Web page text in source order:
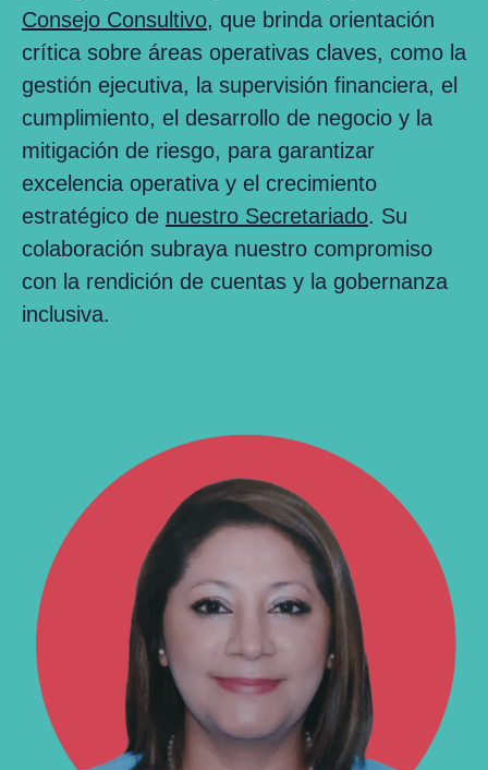
Consejo Consultivo, que brinda orientación
crítica sobre áreas operativas claves, como la
gestión ejecutiva, la supervisión financiera, el
cumplimiento, el desarrollo de negocio y la
mitigación de riesgo, para garantizar
excelencia operativa y el crecimiento
estratégico de nuestro Secretariado. Su
colaboración subraya nuestro compromiso
con la rendición de cuentas y la gobernanza
inclusiva.